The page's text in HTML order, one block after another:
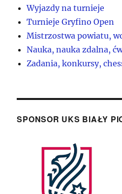
Wyjazdy na turnieje
Turnieje Gryfino Open
Mistrzostwa powiatu,
Nauka, nauka zdalna,
Zadania, konkursy,
SPONSOR UKS BIAŁY